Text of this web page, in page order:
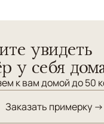
увидеть
у себя
к вам домой до 50
Заказать примерку →